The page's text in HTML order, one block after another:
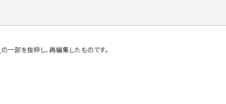
の一部を抜粋し、再編集したものです。